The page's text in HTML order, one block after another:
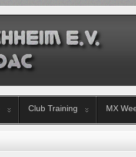
Club Training MX